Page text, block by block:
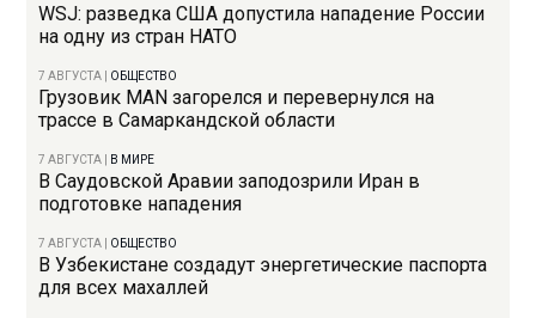
WSJ: разведка США допустила нападение России
на одну из стран НАТО
7 АВГУСТА ОБЩЕСТВО
Грузовик MAN загорелся и перевернулся на
трассе в Самаркандской области
7 АВГУСТА В МИРЕ
В Саудовской Аравии заподозрили Иран в
подготовке нападения
7 АВГУСТА ОБЩЕСТВО
В Узбекистане создадут энергетические паспорта
для всех махаллей